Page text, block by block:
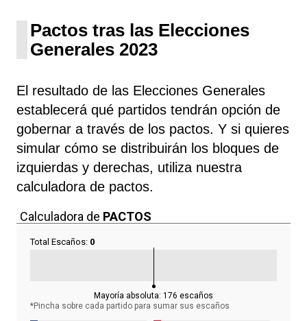
Pactos tras las Elecciones
Generales 2023
El resultado de las Elecciones Generales
establecerá qué partidos tendrán opción de
gobernar a través de los pactos. Y si quieres
simular cómo se distribuirán los bloques de
izquierdas y derechas, utiliza nuestra
calculadora de pactos.
Calculadora de PACTOS
Total Escaños: 0
Mayoría absoluta: 176 escaños
*Pincha sobre cada partido para sumar sus escaños